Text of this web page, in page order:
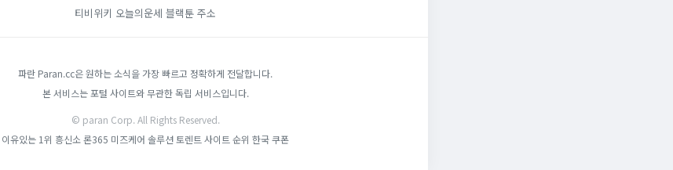
티비위키 오늘의운세 블랙툰 주소
파란 Paran.cc은 원하는 소식을 가장 빠르고 정확하게 전달합니다.
본 서비스는 포털 사이트와 무관한 독립 서비스입니다.
© paran Corp. All Rights Reserved.
이유있는 1위 흥신소론365 미즈케어 솔루션토렌트 사이트 순위 한국 쿠폰